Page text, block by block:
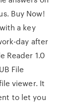
Buy Now!
a key
day after
Reader 1.0
File
viewer. It
to let you